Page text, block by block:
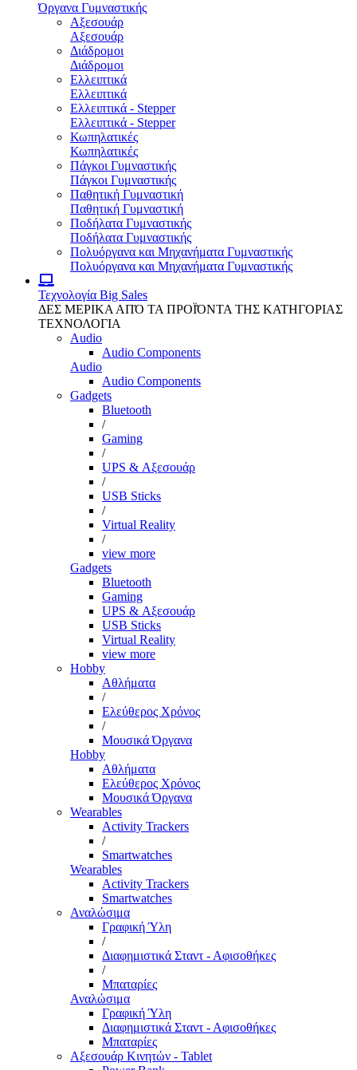
Όργανα Γυμναστικής
Αξεσουάρ
Αξεσουάρ
Διάδρομοι
Διάδρομοι
Ελλειπτικά
Ελλειπτικά
Ελλειπτικά - Stepper
Ελλειπτικά - Stepper
Κωπηλατικές
Κωπηλατικές
Πάγκοι Γυμναστικής
Πάγκοι Γυμναστικής
Παθητική Γυμναστική
Παθητική Γυμναστική
Ποδήλατα Γυμναστικής
Ποδήλατα Γυμναστικής
Πολυόργανα και Μηχανήματα Γυμναστικής
Πολυόργανα και Μηχανήματα Γυμναστικής
Τεχνολογία Big Sales
ΔΕΣ ΜΕΡΙΚΑ ΑΠΌ ΤΑ ΠΡΟΪΌΝΤΑ ΤΗΣ ΚΑΤΗΓΟΡΙΑΣ
ΤΕΧΝΟΛΟΓΙΑ
Audio
Audio Components
Audio
Audio Components
Gadgets
Bluetooth
/
Gaming
/
UPS & Αξεσουάρ
/
USB Sticks
/
Virtual Reality
/
view more
Gadgets
Bluetooth
Gaming
UPS & Αξεσουάρ
USB Sticks
Virtual Reality
view more
Hobby
Αθλήματα
/
Ελεύθερος Χρόνος
/
Μουσικά Όργανα
Hobby
Αθλήματα
Ελεύθερος Χρόνος
Μουσικά Όργανα
Wearables
Activity Trackers
/
Smartwatches
Wearables
Activity Trackers
Smartwatches
Αναλώσιμα
Γραφική Ύλη
/
Διαφημιστικά Σταντ - Αφισοθήκες
/
Μπαταρίες
Αναλώσιμα
Γραφική Ύλη
Διαφημιστικά Σταντ - Αφισοθήκες
Μπαταρίες
Αξεσουάρ Κινητών - Tablet